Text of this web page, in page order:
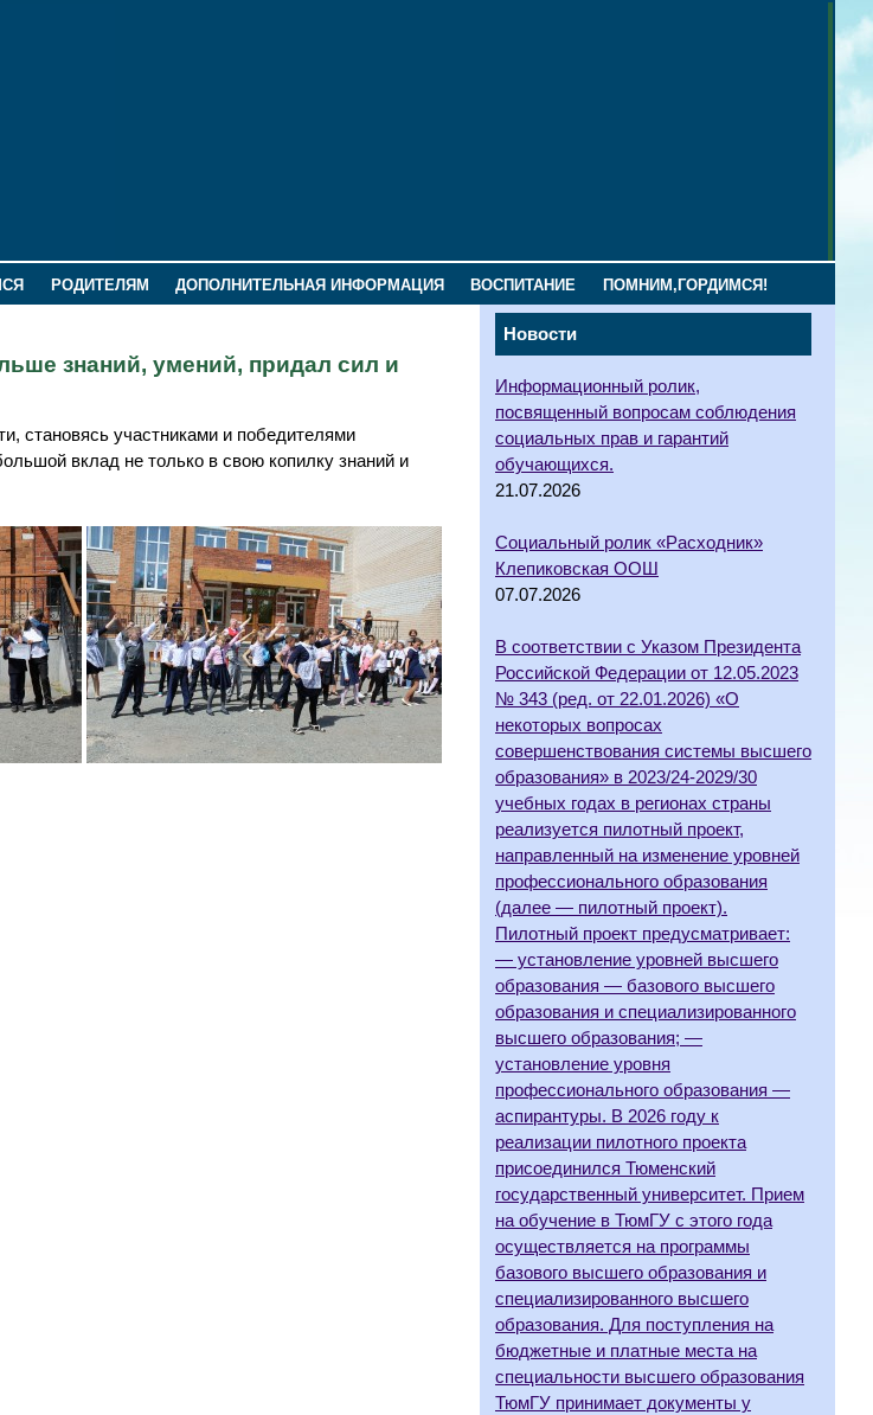
РОДИТЕЛЯМ ДОПОЛНИТЕЛЬНАЯ ИНФОРМАЦИЯ ВОСПИТАНИЕ ПОМНИМ,ГОРДИМСЯ!
Новости
Информационный ролик,
посвященный вопросам соблюдения
социальных прав и гарантий
обучающихся.
21.07.2026
Социальный ролик «Расходник»
Клепиковская ООШ
07.07.2026
В соответствии с Указом Президента
Российской Федерации от 12.05.2023
№ 343 (ред. от 22.01.2026) «О
некоторых вопросах
совершенствования системы высшего
образования» в 2023/24-2029/30
учебных годах в регионах страны
реализуется пилотный проект,
направленный на изменение уровней
профессионального образования
(далее — пилотный проект).
Пилотный проект предусматривает:
— установление уровней высшего
образования — базового высшего
образования и специализированного
высшего образования; —
установление уровня
профессионального образования —
аспирантуры. В 2026 году к
реализации пилотного проекта
присоединился Тюменский
государственный университет. Прием
на обучение в ТюмГУ с этого года
осуществляется на программы
базового высшего образования и
специализированного высшего
образования. Для поступления на
бюджетные и платные места на
специальности высшего образования
ТюмГУ принимает документы у
знаний, умений, придал сил и
становясь участниками и победителями
вклад не только в свою копилку знаний и